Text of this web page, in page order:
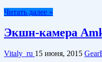
Читать далее »
Экшн-камера
Vitaly_ru 15 июня, 2015